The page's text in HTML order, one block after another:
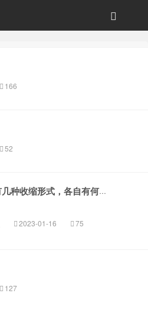
166
52
骨骼肌有几种收缩形式，各自有何特点
2023-01-16 75
127